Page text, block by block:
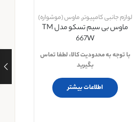
لوازم جانبی کامپیوتر,ماوس (موشواره)
ماوس بی سیم تسکو مدل TM
667W
با توجه به محدودیت کالا، لطفا تماس
بگیرید
اطلاعات بیشتر